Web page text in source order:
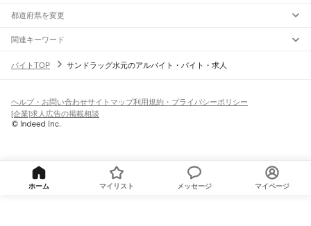
都道府県を変更
関連キーワード
バイトTOP
サンドラッグ水元のアルバイト・バイト・求人
ヘルプ・お問い合わせサイトマップ利用規約・プライバシーポリシー
[企業]求人広告の掲載相談
ホーム マイリスト メッセージ マイページ